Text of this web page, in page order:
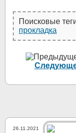
Поисковые
прокладка
26.11.2021